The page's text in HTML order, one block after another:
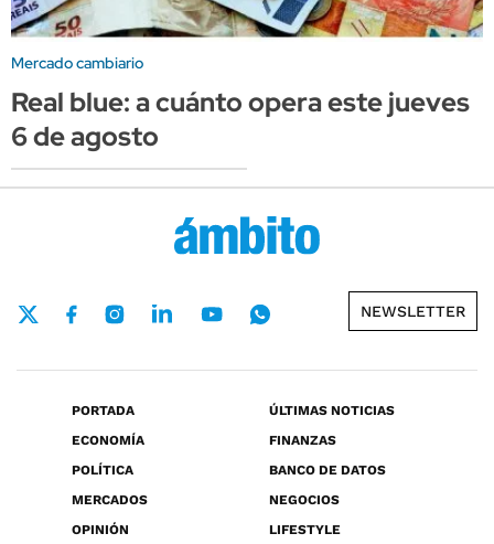
Mercado cambiario
Real blue: a cuánto opera este jueves
6 de agosto
NEWSLETTER
PORTADA
ÚLTIMAS NOTICIAS
ECONOMÍA
FINANZAS
POLÍTICA
BANCO DE DATOS
MERCADOS
NEGOCIOS
OPINIÓN
LIFESTYLE